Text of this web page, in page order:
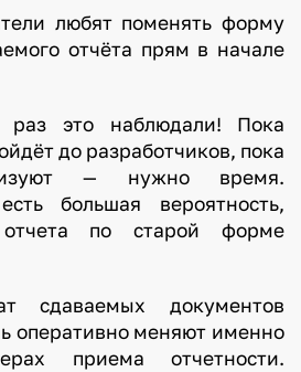
любят поменять форму
отчёта прям в начале
это наблюдали! Пока
до разработчиков, пока
— нужно время.
большая вероятность,
по старой форме
сдаваемых документов
оперативно меняют именно
приема отчетности.